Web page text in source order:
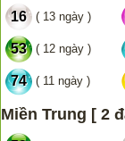
16 ( 13 ngày )
53 ( 12 ngày )
74 ( 11 ngày )
Miền Trung [ 2